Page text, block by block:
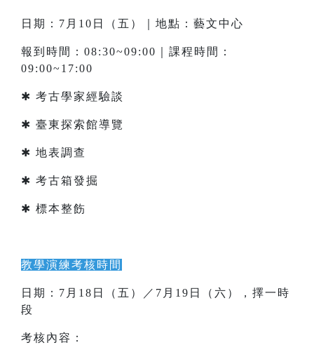
日期：7月10日（五）｜地點：藝文中心
報到時間：08:30~09:00｜課程時間：
09:00~17:00
✱ 考古學家經驗談
✱ 臺東探索館導覽
✱ 地表調查
✱ 考古箱發掘
✱ 標本整飭
教學演練考核時間
日期：7月18日（五）／7月19日（六），擇一時
段
考核內容：